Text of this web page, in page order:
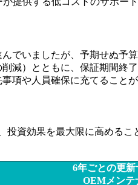
でいましたが、予期せぬ
減）とともに、保証期間
項や人員確保に充てることが
資効果を最大限に高める
6年ごとの更
OEMメンテ